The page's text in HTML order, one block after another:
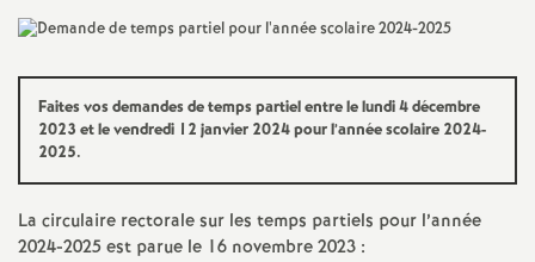
t
i
n
Faites vos demandes de temps partiel entre le lundi 4 décembre
2023 et le vendredi 12 janvier 2024 pour l’année scolaire 2024-
2025.
La circulaire rectorale sur les temps partiels pour l’année
2024-2025 est parue le 16 novembre 2023 :